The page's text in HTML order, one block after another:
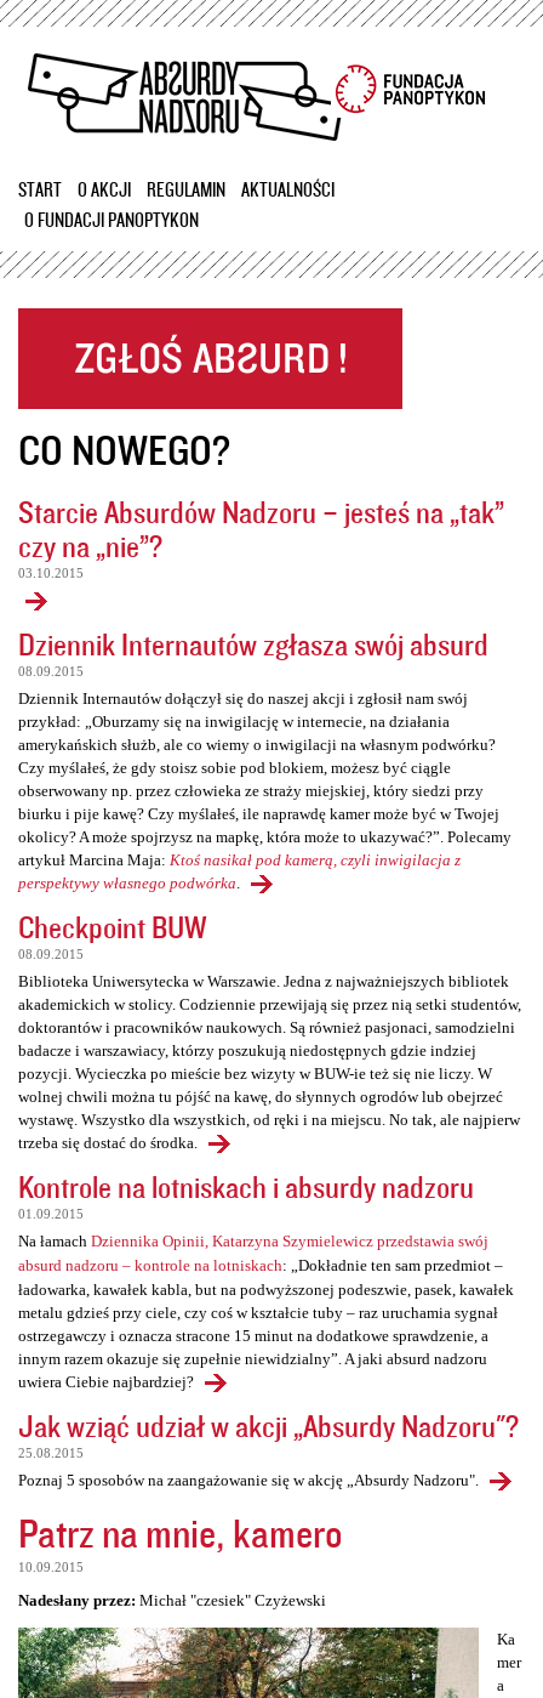
Przejdź
treści
START O AKCJI REGULAMIN
AKTUALNOŚCI
O FUNDACJI PANOPTYKON
CO NOWEGO?
Starcie Absurdów Nadzoru – jesteś na „tak”
czy na „nie”?
03.10.2015
Dziennik Internautów zgłasza swój absurd
08.09.2015
Dziennik Internautów dołączył się do naszej akcji i zgłosił nam swój
przykład: „Oburzamy się na inwigilację w internecie, na działania
amerykańskich służb, ale co wiemy o inwigilacji na własnym podwórku?
Czy myślałeś, że gdy stoisz sobie pod blokiem, możesz być ciągle
obserwowany np. przez człowieka ze straży miejskiej, który siedzi przy
biurku i pije kawę? Czy myślałeś, ile naprawdę kamer może być w Twojej
okolicy? A może spojrzysz na mapkę, która może to ukazywać?”. Polecamy
artykuł Marcina Maja: Ktoś nasikał pod kamerą, czyli inwigilacja z
perspektywy własnego podwórka
Checkpoint BUW
08.09.2015
Biblioteka Uniwersytecka w Warszawie. Jedna z najważniejszych bibliotek
akademickich w stolicy. Codziennie przewijają się przez nią setki studentów,
doktorantów i pracowników naukowych. Są również pasjonaci, samodzielni
badacze i warszawiacy, którzy poszukują niedostępnych gdzie indziej
pozycji. Wycieczka po mieście bez wizyty w BUW-ie też się nie liczy. W
wolnej chwili można tu pójść na kawę, do słynnych ogrodów lub obejrzeć
wystawę. Wszystko dla wszystkich, od ręki i na miejscu. No tak, ale najpierw
trzeba się dostać do środka.
Kontrole na lotniskach i absurdy nadzoru
01.09.2015
Na łamach Dziennika Opinii, Katarzyna Szymielewicz przedstawia swój
absurd nadzoru – kontrole na lotniskach: „Dokładnie ten sam przedmiot –
ładowarka, kawałek kabla, but na podwyższonej podeszwie, pasek, kawałek
metalu gdzieś przy ciele, czy coś w kształcie tuby – raz uruchamia sygnał
ostrzegawczy i oznacza stracone 15 minut na dodatkowe sprawdzenie, a
innym razem okazuje się zupełnie niewidzialny”. A jaki absurd nadzoru
uwiera Ciebie najbardziej?
Jak wziąć udział w akcji „Absurdy Nadzoru"?
25.08.2015
Poznaj 5 sposobów na zaangażowanie się w akcję „Absurdy Nadzoru".
Patrz na mnie, kamero
10.09.2015
Nadesłany przez: Michał "czesiek" Czyżewski
Ka
mer
a